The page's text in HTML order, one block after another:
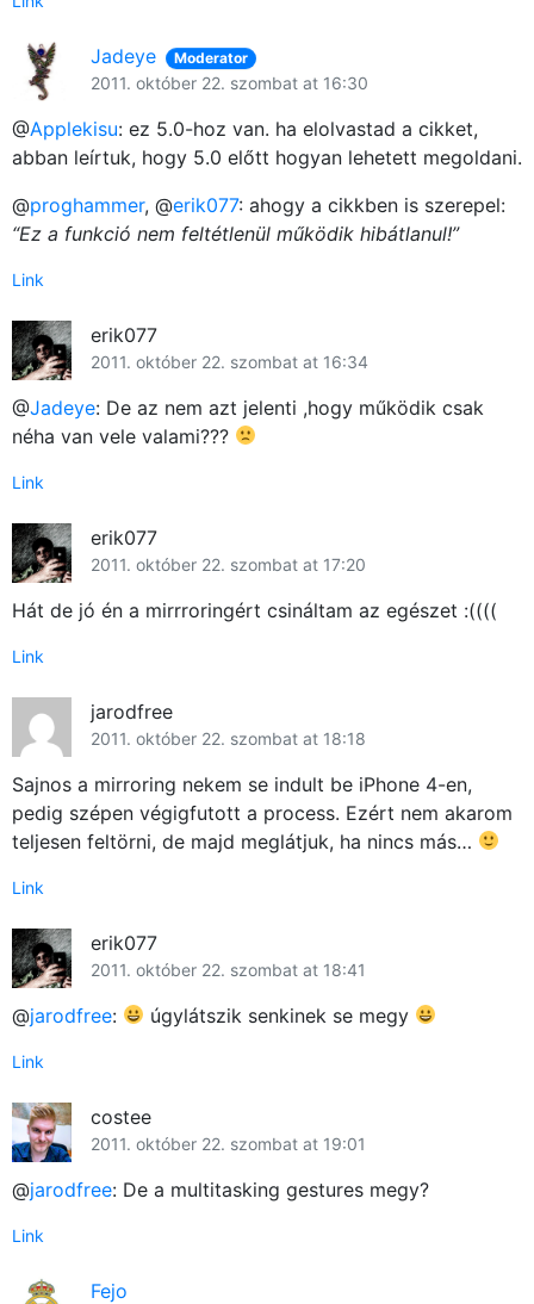
Jadeye Moderator
2011. október 22. szombat at 16:30
@Applekisu: ez 5.0-hoz van. ha elolvastad a cikket,
abban leírtuk, hogy 5.0 előtt hogyan lehetett megoldani.
@proghammer, @erik077: ahogy a cikkben is szerepel:
“Ez a funkció nem feltétlenül működik hibátlanul!”
Link
erik077
2011. október 22. szombat at 16:34
@Jadeye: De az nem azt jelenti ,hogy működik csak
néha van vele valami???
Link
erik077
2011. október 22. szombat at 17:20
Hát de jó én a mirrroringért csináltam az egészet :((((
Link
jarodfree
2011. október 22. szombat at 18:18
Sajnos a mirroring nekem se indult be iPhone 4-en,
pedig szépen végigfutott a process. Ezért nem akarom
teljesen feltörni, de majd meglátjuk, ha nincs más…
Link
erik077
2011. október 22. szombat at 18:41
@jarodfree: úgylátszik senkinek se megy
Link
costee
2011. október 22. szombat at 19:01
@jarodfree: De a multitasking gestures megy?
Link
Fejo
GYIK
Használt Apple
Apple szerviz